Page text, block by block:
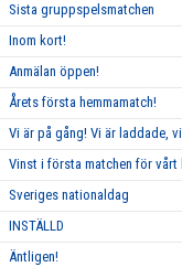
Sista gruppspelsmatchen
Inom kort!
Anmälan öppen!
Årets första hemmamatch!
Vi är på gång! Vi är laddade,
Vinst i första matchen för
Sveriges nationaldag
INSTÄLLD
Äntligen!